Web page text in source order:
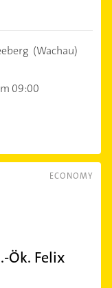
(Wachau)
09:00
ECONOMY
Ök. Felix